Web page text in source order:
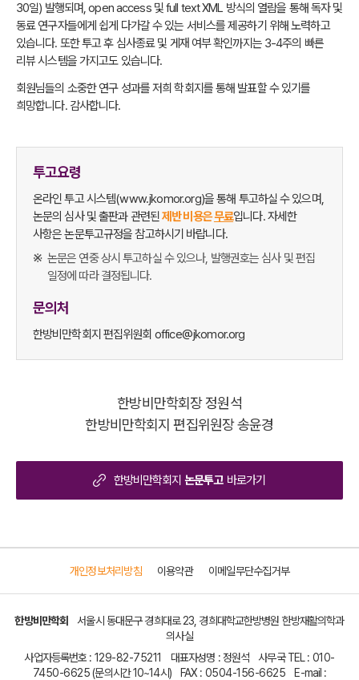
30일) 발행되며, open access 및 full text XML 방식의 열람을 통해 독자 및
동료 연구자들에게 쉽게 다가갈 수 있는 서비스를 제공하기 위해 노력하고
있습니다. 또한 투고 후 심사종료 및 게재 여부 확인까지는 3-4주의 빠른
리뷰 시스템을 가지고도 있습니다.
회원님들의 소중한 연구 성과를 저희 학회지를 통해 발표할 수 있기를
희망합니다. 감사합니다.
투고요령
온라인 투고 시스템(www.jkomor.org)을 통해 투고하실 수 있으며,
논문의 심사 및 출판과 관련된제반 비용은무료입니다. 자세한
사항은 논문투고규정을 참고하시기 바랍니다.
논문은 연중 상시 투고하실 수 있으나, 발행권호는 심사 및 편집
일정에 따라 결정됩니다.
문의처
한방비만학회지 편집위원회 office@jkomor.org
한방비만학회장 정원석
한방비만학회지 편집위원장 송윤경
한방비만학회지 논문투고 바로가기
개인정보처리방침 이용약관 이메일무단수집거부
한방비만학회
서울시 동대문구 경희대로 23, 경희대학교한방병원 한방재활의학과
의사실
사업자등록번호 : 129-82-75211 대표자성명 : 정원석 사무국 TEL : 010-
7450-6625(문의시간 10~14시) FAX : 0504-156-6625 E-mail :